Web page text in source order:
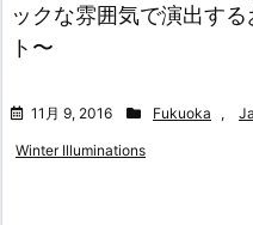
ックな雰囲気で演出す
ト〜
11月 9, 2016 Fukuoka ,
Winter Illuminations